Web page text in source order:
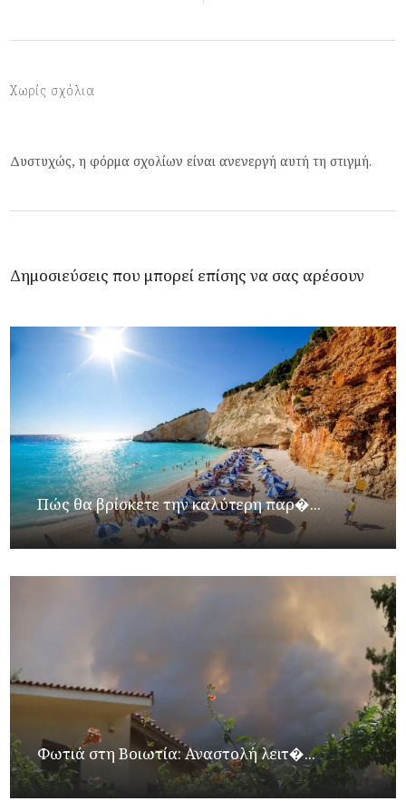
Χωρίς σχόλια
Δυστυχώς, η φόρμα σχολίων είναι ανενεργή αυτή τη στιγμή.
Δημοσιεύσεις που μπορεί επίσης να σας αρέσουν
Πώς θα βρίσκετε την καλύτερη παρ�...
Φωτιά στη Βοιωτία: Αναστολή λειτ�...